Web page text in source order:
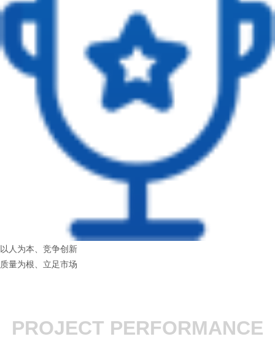
以人为本、竞争创新
质量为根、立足市场
PROJECT PERFORMANCE